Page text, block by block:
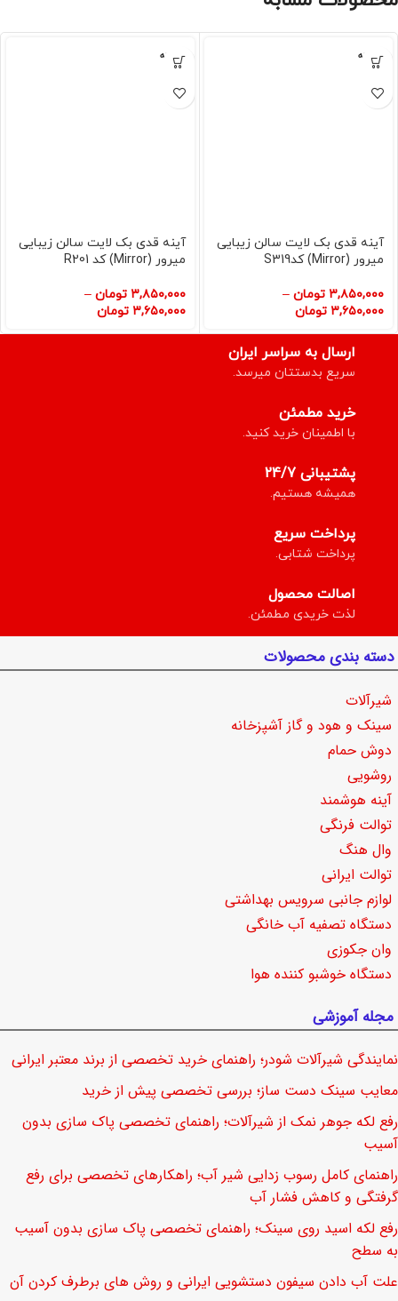
فروخته
شده
آینه قدی بک لایت سالن زیبایی
میرور (Mirror) کدS319
۳,۸۵۰,۰۰۰ تومان –
۳,۶۵۰,۰۰۰ تومان
فروخته
شده
آینه قدی بک لایت سالن زیبایی
میرور (Mirror) کد R201
۳,۸۵۰,۰۰۰ تومان –
۳,۶۵۰,۰۰۰ تومان
ارسال به سراسر ایران
سریع بدستتان میرسد.
خرید مطمئن
با اطمینان خرید کنید.
پشتیبانی 24/7
همیشه هستیم.
پرداخت سریع
پرداخت شتابی.
اصالت محصول
لذت خریدی مطمئن.
دسته بندی محصولات
شیرآلات
سینک و هود و گاز آشپزخانه
دوش حمام
روشویی
آینه هوشمند
توالت فرنگی
وال هنگ
توالت ایرانی
لوازم جانبی سرویس بهداشتی
دستگاه تصفیه آب خانگی
وان جکوزی
دستگاه خوشبو کننده هوا
مجله آموزشی
نمایندگی شیرآلات شودر؛ راهنمای خرید تخصصی از برند معتبر ایرانی
معایب سینک دست ساز؛ بررسی تخصصی پیش از خرید
رفع لکه جوهر نمک از شیرآلات؛ راهنمای تخصصی پاک سازی بدون
آسیب
راهنمای کامل رسوب زدایی شیر آب؛ راهکارهای تخصصی برای رفع
گرفتگی و کاهش فشار آب
رفع لکه اسید روی سینک؛ راهنمای تخصصی پاک سازی بدون آسیب
به سطح
علت آب دادن سیفون دستشویی ایرانی و روش های برطرف کردن آن